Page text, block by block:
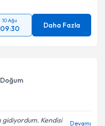
10 Ağu
09:30 Daha Fazla
Doğum
gidiyordum. Kendisi Devamı